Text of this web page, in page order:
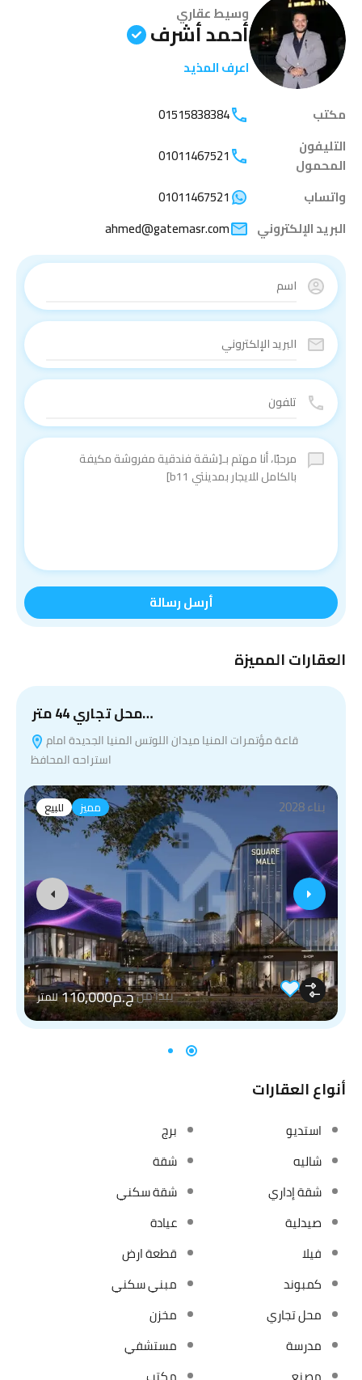
وسيط عقاري
أحمد أشرف
اعرف المذيد
مكتب
01515838384
التليفون
المحمول
01011467521
واتساب
01011467521
البريد الإلكتروني
ahmed@gatemasr.com
أرسل رسالة
العقارات المميزة
محل تجاري 44 متر…
استراحه المحافظ
للبيع مميز بناء 2028
يبدأ منج.م110,000 للمتر
أنواع العقارات
استديو
برج
شاليه
شقة
شقة إداري
شقة سكني
صيدلية
عيادة
فيلا
قطعة ارض
كمبوند
مبني سكني
محل تجاري
مخزن
مدرسة
مستشفي